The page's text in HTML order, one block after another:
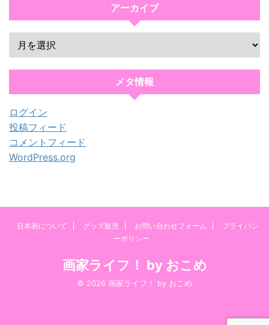
アーカイブ
メタ情報
ログイン
投稿フィード
コメントフィード
WordPress.org
日本画について グッズ販売 お問い合わせフォーム
プライバシ
ーポリシー
画家ライフ！ by おこめ
© 2026 画家ライフ！ by おこめ